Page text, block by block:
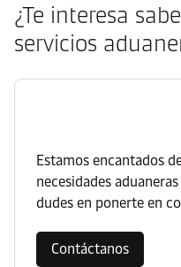
¿Te interesa
servicios
Estamos encantados
necesidades
dudes en ponerte en
Contáctanos